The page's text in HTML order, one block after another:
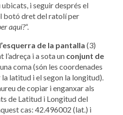
i seguir després el
botó dret del ratolí per
aquí?“.
de la pantalla (3)
i a sota un conjunt de
coma (són les coordenades
latitud i el segon la longitud).
de copiar i enganxar als
de Latitud i Longitud del
cas: 42.496002 (lat.) i